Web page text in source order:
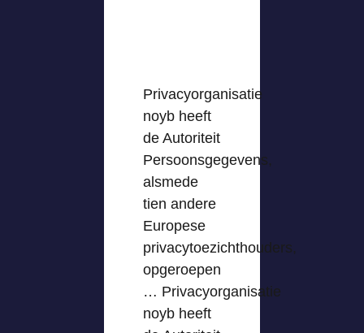
Privacyorganisatie
noyb heeft
de Autoriteit
Persoonsgegevens,
alsmede
tien andere
Europese
privacytoezichthouders,
opgeroepen
… Privacyorganisatie
noyb heeft